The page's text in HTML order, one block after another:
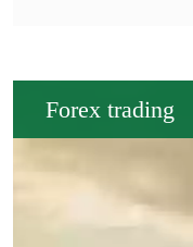
Forex trading